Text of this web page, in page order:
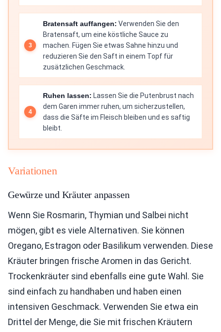
Bratensaft auffangen: Verwenden Sie den
Bratensaft, um eine köstliche Sauce zu
machen. Fügen Sie etwas Sahne hinzu und
reduzieren Sie den Saft in einem Topf für
zusätzlichen Geschmack.
Ruhen lassen: Lassen Sie die Putenbrust nach
dem Garen immer ruhen, um sicherzustellen,
dass die Säfte im Fleisch bleiben und es saftig
bleibt.
Variationen
Gewürze und Kräuter anpassen
Wenn Sie Rosmarin, Thymian und Salbei nicht
mögen, gibt es viele Alternativen. Sie können
Oregano, Estragon oder Basilikum verwenden. Diese
Kräuter bringen frische Aromen in das Gericht.
Trockenkräuter sind ebenfalls eine gute Wahl. Sie
sind einfach zu handhaben und haben einen
intensiven Geschmack. Verwenden Sie etwa ein
Drittel der Menge, die Sie mit frischen Kräutern